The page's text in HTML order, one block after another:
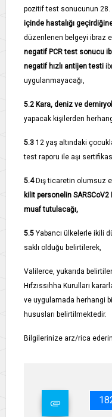
pozitif test sonucunun
içinde hastalığı
düzenlenen belgeyi ibraz
negatif PCR test sonucu
negatif hızlı antijen testi
uygulanmayacağı,
5.2­ Kara, deniz ve
yapacak kişilerden
5.3­ 12 yaş altındaki
test raporu ile aşı
5.4­Dış ticaretin olumsuz
kilit personelin
muaf tutulacağı,
5.5­ Yabancı ülkelerle ikili
saklı olduğu belirtilerek,
Valilerce, yukarıda
Hıfzıssıhha Kurulları
ve uygulamada herhangi
hususları belirtilmektedir.
Bilgilerinize arz/rica